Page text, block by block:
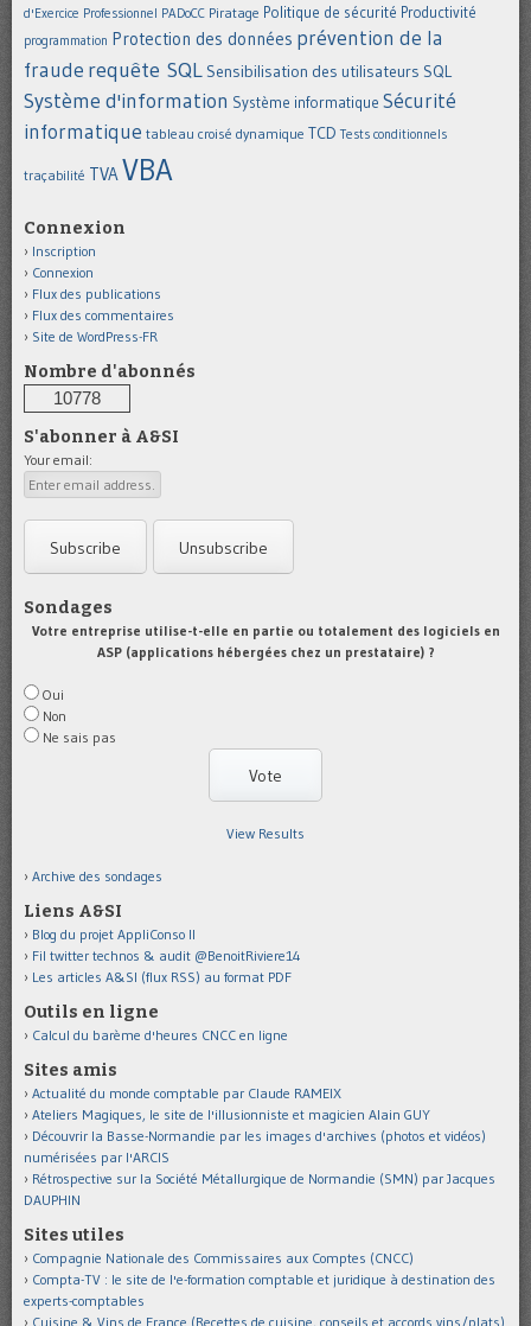
d'Exercice Professionnel PADoCC Piratage Politique de sécurité Productivité
programmation Protection des données prévention de la
fraude requête SQL Sensibilisation des utilisateurs SQL
Système d'information Système informatique Sécurité
informatique tableau croisé dynamique TCD Tests conditionnels
traçabilité TVAVBA
Connexion
Inscription
Connexion
Flux des publications
Flux des commentaires
Site de WordPress-FR
Nombre d'abonnés
10778
S'abonner à A&SI
Your email:
Sondages
Votre entreprise utilise-t-elle en partie ou totalement des logiciels en
ASP (applications hébergées chez un prestataire) ?
Oui
Non
Ne sais pas
View Results
Archive des sondages
Liens A&SI
Blog du projet AppliConso II
Fil twitter technos & audit @BenoitRiviere14
Les articles A&SI (flux RSS) au format PDF
Outils en ligne
Calcul du barème d'heures CNCC en ligne
Sites amis
Actualité du monde comptable par Claude RAMEIX
Ateliers Magiques, le site de l'illusionniste et magicien Alain GUY
Découvrir la Basse-Normandie par les images d'archives (photos et vidéos)
numérisées par l'ARCIS
Rétrospective sur la Société Métallurgique de Normandie (SMN) par Jacques
DAUPHIN
Sites utiles
Compagnie Nationale des Commissaires aux Comptes (CNCC)
Compta-TV : le site de l'e-formation comptable et juridique à destination des
experts-comptables
Cuisine & Vins de France (Recettes de cuisine, conseils et accords vins/plats)